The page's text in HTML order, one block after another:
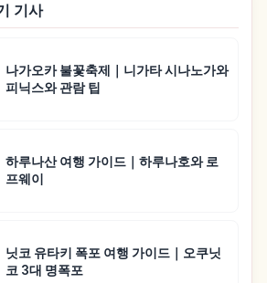
기사
나가오카 불꽃축제｜니가타 시나노가와
피닉스와 관람 팁
하루나산 여행 가이드｜하루나호와 로
프웨이
닛코 유타키 폭포 여행 가이드｜오쿠닛
코 3대 명폭포